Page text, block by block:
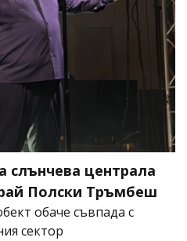
слънчева централа
Полски Тръмбеш
обаче съвпада с
сектор